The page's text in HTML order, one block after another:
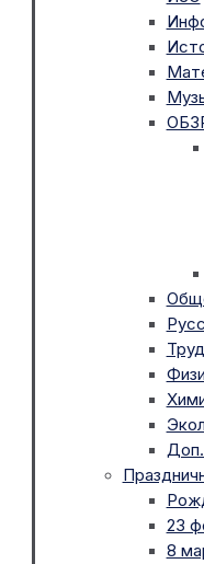
Труд
Доп.
23
8